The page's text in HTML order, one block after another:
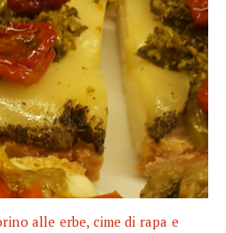
alle erbe, cime di rapa e